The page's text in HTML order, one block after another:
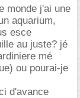
monde j'ai une
aquarium,
esce
au juste? jé
mé
ou pourai-je
d'avance